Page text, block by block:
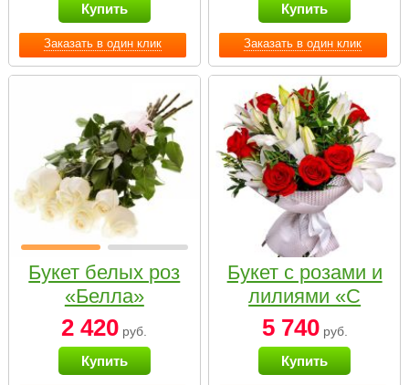
Заказать в один клик
Купить
Заказать в один клик
Купить
Букет белых роз
«Белла»
2 420 руб.
Купить
Букет с розами и
лилиями «С
наилучшими
пожеланиями»
5 740руб.
Купить